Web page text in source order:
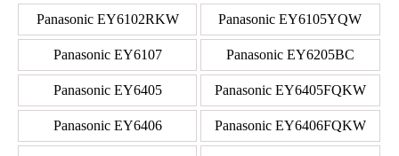
Panasonic EY6102RKW Panasonic EY6105YQW
Panasonic EY6107 Panasonic EY6205BC
Panasonic EY6405 Panasonic EY6405FQKW
Panasonic EY6406 Panasonic EY6406FQKW